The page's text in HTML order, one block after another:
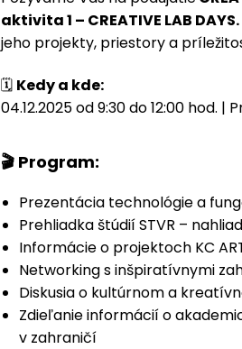
aktivita 1 – CREATIVE LAB DAYS.
jeho projekty, priestory a
🗓️ Kedy a kde:
04.12.2025 od 9:30 do 12:00 hod.
🎬 Program:
Prezentácia technológie a
Prehliadka štúdií STVR –
Informácie o projektoch KC
Networking s inšpiratívnymi
Diskusia o kultúrnom a
Zdieľanie informácií o
v zahraničí